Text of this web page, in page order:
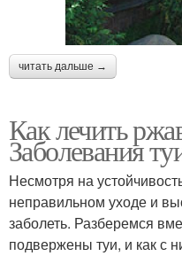
читать дальше →
Как лечить
Заболевания
Несмотря на
неправильном уходе и
заболеть. Разберемся
подвержены туи, и как с